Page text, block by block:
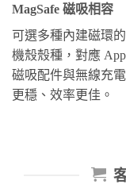
MagSafe 磁吸相容
可選多種內建磁環
機殼殼種，對應
磁吸配件與無線充
更穩、效率更佳。